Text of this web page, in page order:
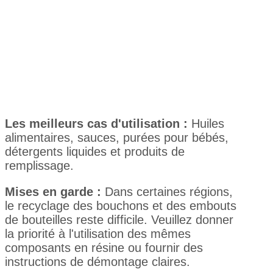
Les meilleurs cas d'utilisation : Huiles
alimentaires, sauces, purées pour bébés,
détergents liquides et produits de
remplissage.
Mises en garde : Dans certaines régions,
le recyclage des bouchons et des embouts
de bouteilles reste difficile. Veuillez donner
la priorité à l'utilisation des mêmes
composants en résine ou fournir des
instructions de démontage claires.